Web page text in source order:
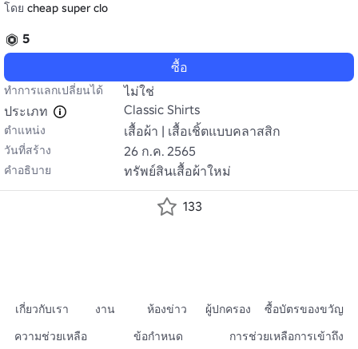
โดย cheap super clo
5
ซื้อ
ทำการแลกเปลี่ยนได้
ไม่ใช่
ประเภท
Classic Shirts
ตำแหน่ง เสื้อผ้า | เสื้อเชิ้ตแบบคลาสสิก
วันที่สร้าง 26 ก.ค. 2565
คำอธิบาย ทรัพย์สินเสื้อผ้าใหม่
133
เกี่ยวกับเรา งาน ห้องข่าว ผู้ปกครอง
ซื้อบัตรของขวัญ
ความช่วยเหลือ
ข้อกำหนด การช่วยเหลือการเข้าถึง